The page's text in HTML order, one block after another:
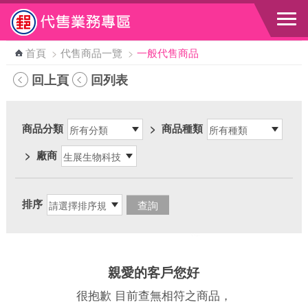
跳到主要內容區塊
首頁 > 代售商品一覽 > 一般代售商品
回上頁 回列表
商品分類 > 商品種類
> 廠商
排序
親愛的客戶您好
很抱歉 目前查無相符之商品，